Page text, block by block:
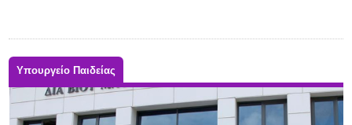
Υπουργείο Παιδείας